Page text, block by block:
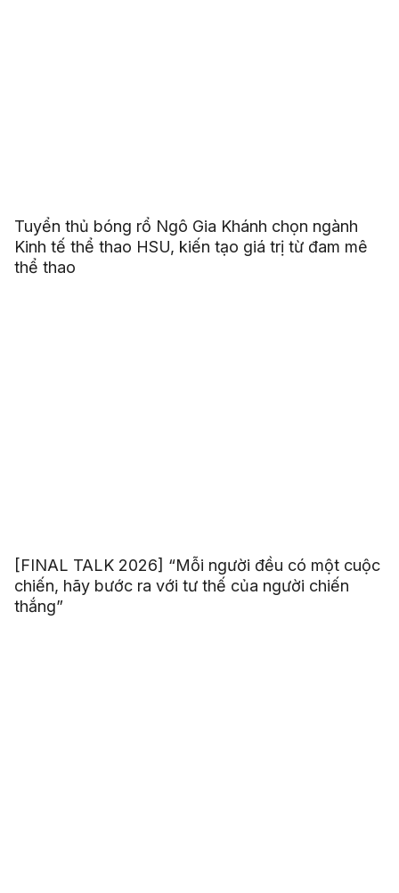
Tuyển thủ bóng rổ Ngô Gia Khánh chọn ngành
Kinh tế thể thao HSU, kiến tạo giá trị từ đam mê
thể thao
[FINAL TALK 2026] “Mỗi người đều có một cuộc
chiến, hãy bước ra với tư thế của người chiến
thắng”